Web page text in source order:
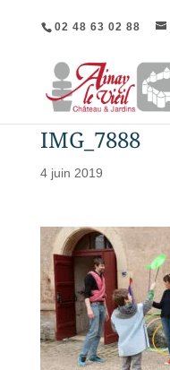
02 48 63 02 88
IMG_7888
4 juin 2019